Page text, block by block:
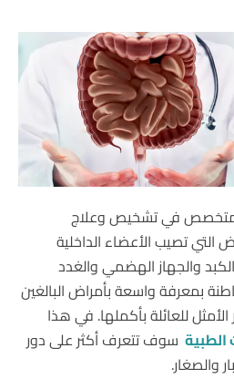
متخصص في تشخيص وعلاج
تصيب الأعضاء الداخلية
والجهاز الهضمي والغدد
بمعرفة واسعة بأمراض البالغين
للعائلة بأكملها. في هذا
الطبية سوف تتعرف أكثر على دور
والصغار.